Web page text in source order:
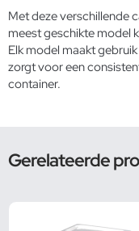
Met deze verschillende
meest geschikte model
Elk model maakt
zorgt voor een
container.
Gerelateerde